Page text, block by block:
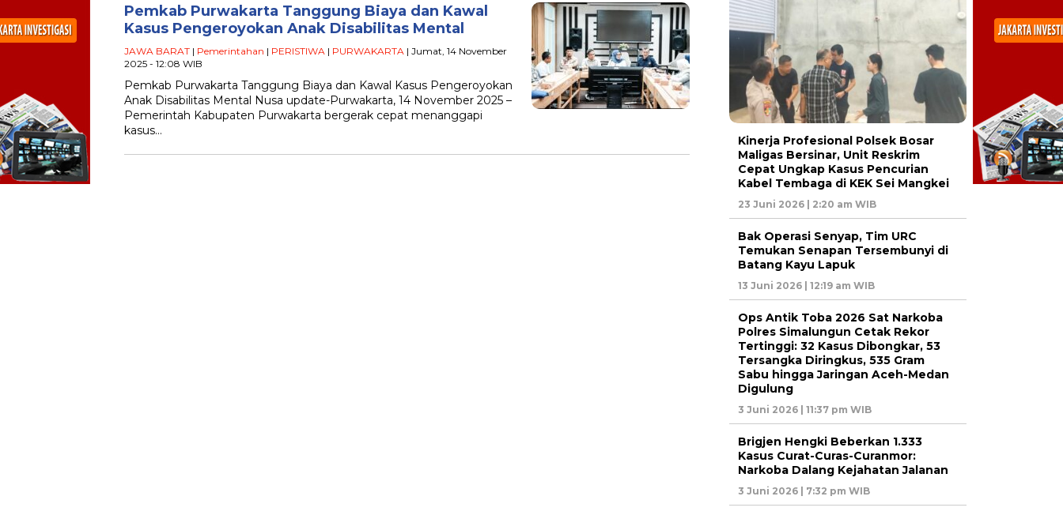
Pemkab Purwakarta Tanggung Biaya dan Kawal
Kasus Pengeroyokan Anak Disabilitas Mental
JAWA BARAT | Pemerintahan | PERISTIWA | PURWAKARTA | Jumat, 14 November
2025 - 12:08 WIB
Pemkab Purwakarta Tanggung Biaya dan Kawal Kasus Pengeroyokan
Anak Disabilitas Mental Nusa update-Purwakarta, 14 November 2025 –
Pemerintah Kabupaten Purwakarta bergerak cepat menanggapi
kasus…
Kinerja Profesional Polsek Bosar
Maligas Bersinar, Unit Reskrim
Cepat Ungkap Kasus Pencurian
Kabel Tembaga di KEK Sei Mangkei
23 Juni 2026 | 2:20 am WIB
Bak Operasi Senyap, Tim URC
Temukan Senapan Tersembunyi di
Batang Kayu Lapuk
13 Juni 2026 | 12:19 am WIB
Ops Antik Toba 2026 Sat Narkoba
Polres Simalungun Cetak Rekor
Tertinggi: 32 Kasus Dibongkar, 53
Tersangka Diringkus, 535 Gram
Sabu hingga Jaringan Aceh-Medan
Digulung
3 Juni 2026 | 11:37 pm WIB
Brigjen Hengki Beberkan 1.333
Kasus Curat-Curas-Curanmor:
Narkoba Dalang Kejahatan Jalanan
3 Juni 2026 | 7:32 pm WIB